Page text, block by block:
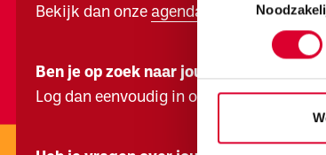
Bekijk dan onze agenda
Ben je op zoek naar jouw kaarten?
Log dan eenvoudig in op jouwZINiN